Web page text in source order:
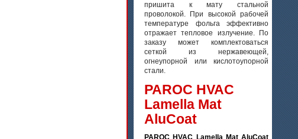
пришита к мату стальной
проволокой. При высокой рабочей
температуре фольга эффективно
отражает тепловое излучение. По
заказу может комплектоваться
сеткой из нержавеющей,
огнеупорной или кислотоупорной
стали.
PAROC HVAC
Lamella Mat
AluCoat
PAROC HVAC Lamella Mat AluCoat